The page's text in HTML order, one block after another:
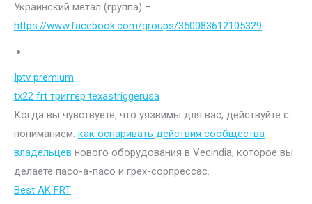
Украинский метал (группа) –
https://www.facebook.com/groups/350083612105329
Iptv premium
tx22 frt триггер texastriggerusa
Когда вы чувствуете, что уязвимы для вас, действуйте с
пониманием: как оспаривать действия сообщества
владельцев нового оборудования в Vecindia, которое вы
делаете пасо-а-пасо и грех-сорпрессас.
Best AK FRT